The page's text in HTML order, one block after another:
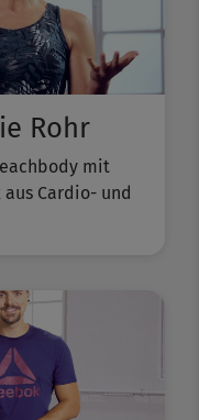
Rohr
mit
Cardio- und